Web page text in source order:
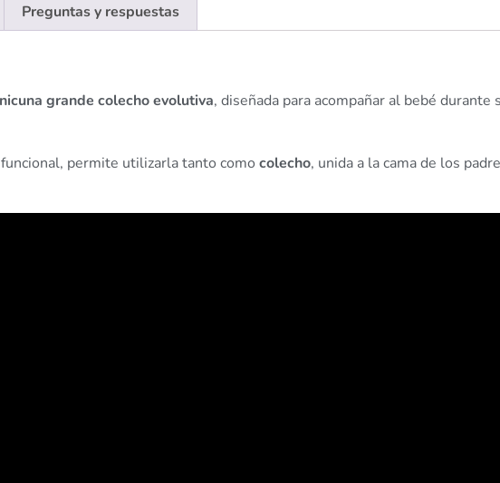
Preguntas y respuestas
grande colecho evolutiva, diseñada para acompañar al bebé
permite utilizarla tanto como colecho, unida a la cama de los